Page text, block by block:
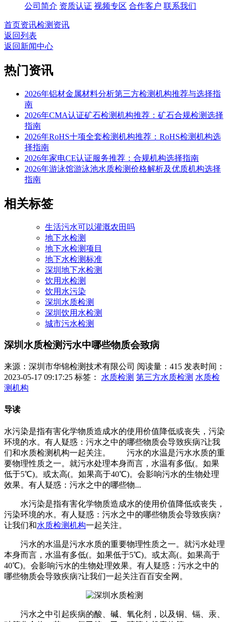
公司简介 资质认证 视频专区 合作客户 联系我们
首页资讯检测资讯
返回列表
返回新闻中心
热门资讯
2026年铝材金属材料分析第三方检测机构推荐与选择指
南
2026年CMA认证矿石检测机构推荐：矿石合规检测选择
指南
2026年RoHS十项全套检测机构推荐：RoHS检测机构选
择指南
2026年家电CE认证服务推荐：合规机构选择指南
2026年游泳馆游泳池水质检测价格解析及优质机构选择
指南
相关标签
生活污水可以灌溉农田吗
地下水检测
地下水检测项目
地下水检测标准
深圳地下水检测
饮用水检测
饮用水污染
深圳水质检测
深圳饮用水检测
城市污水检测
深圳水质检测污水中哪些物质会致病
来源：深圳市华锦检测技术有限公司 阅读量：415 发表时间：
2023-05-17 09:17:25 标签： 水质检测 第三方水质检测 水质检
测机构
导读
水污染是指有害化学物质造成水的使用价值降低或丧失，污染
环境的水。有人疑惑：污水之中的哪些物质会导致疾病?让我
们和水质检测机构一起关注。 污水的水温是污水水质的重
要物理性质之一。就污水处理本身而言，水温有多低(。如果
低于5℃)。或太高(。如果高于40℃)。会影响污水的生物处理
效果。有人疑惑：污水之中的哪些物...
水污染是指有害化学物质造成水的使用价值降低或丧失，
污染环境的水。有人疑惑：污水之中的哪些物质会导致疾病?
让我们和水质检测机构一起关注。
污水的水温是污水水质的重要物理性质之一。就污水处理
本身而言，水温有多低(。如果低于5℃)。或太高(。如果高于
40℃)。会影响污水的生物处理效果。有人疑惑：污水之中的
哪些物质会导致疾病?让我们一起关注百百安全网。
污水之中引起疾病的酸、碱、氧化剂，以及铜、镉、汞、